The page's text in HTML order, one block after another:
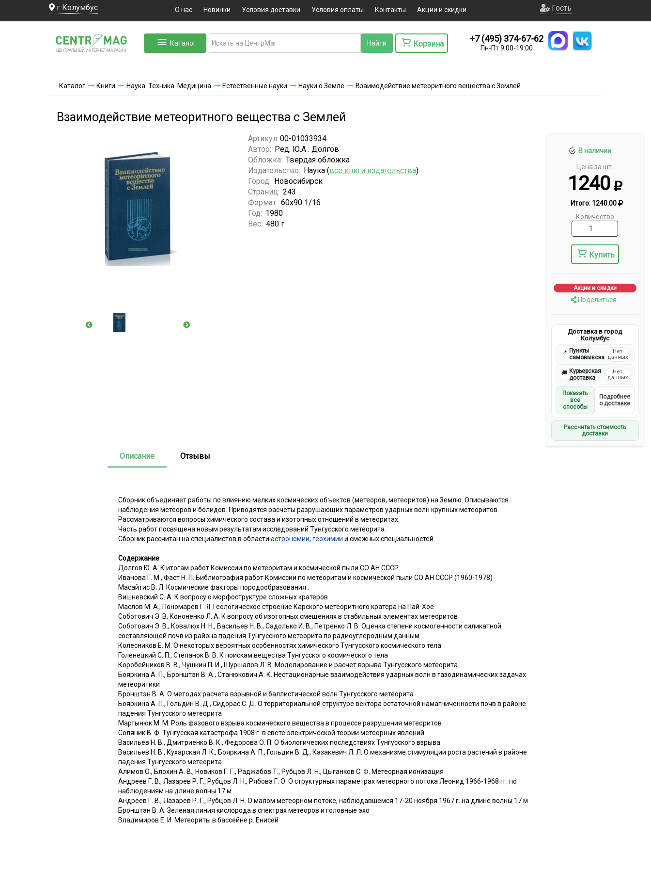
г Колумбус О нас Новинки Условия доставки Условия оплаты Контакты Акции и скидки Гость
ЦЕНТРАЛЬНЫЙ ИНТЕРНЕТ-МА ГАЗИН
Каталог Корзина
+7 (495) 374-67-62
Пн-Пт 9:00-19:00
Каталог Книги Наука. Техника. Медицина Естественные науки Науки о Земле Взаимодействие метеоритного вещества с Землей
Взаимодействие метеоритного вещества с Землей
В наличии
Цена за шт.
1240
Итого: 1240.00
Количество
Купить
Акции и скидки
Поделиться
Доставка в город
Колумбус
📍 Пункты
самовывоза
Нет
данных
🚚 Курьерская
доставка
Нет
данных
Показать
все
способы
Подробнее
о доставке
Рассчитать стоимость
доставки
Артикул: 00-01033934
Автор: Ред. Ю.А . Долгов
Обложка: Твердая обложка
Издательство: Наука (все книги издательства)
Город: Новосибирск
Страниц: 243
Формат: 60x90 1/16
Год: 1980
Вес: 480 г
Описание Отзывы
Сборник объединяет работы по влиянию мелких космических объектов (метеоров, метеоритов) на Землю. Описываются
наблюдения метеоров и болидов. Приводятся расчеты разрушающих параметров ударных волн крупных метеоритов.
Рассматриваются вопросы химического состава и изотопных отношений в метеоритах.
Часть работ посвящена новым результатам исследований Тунгусского метеорита.
Сборник рассчитан на специалистов в области астрономии, геохимии и смежных специальностей.
Содержание
Долгов Ю. А. К итогам работ Комиссии по метеоритам и космической пыли СО АН СССР
Иванова Г. М., Фаст Н. П. Библиография работ Комиссии по метеоритам и космической пыли СО АН СССР (1960-1978)
Масайтис В. Л. Космические факторы породообразования .
Вишневский С. А. К вопросу о морфоструктуре сложных кратеров
Маслов М. А., Пономарев Г. Я. Геологическое строение Карского метеоритного кратера на Пай-Хое
Соботович Э. В, Кононенко Л. А. К вопросу об изотопных смещениях в стабильных элементах метеоритов
Соботович Э. В., Ковалюх Н. Н., Васильев Н. В., Садолько И. В., Петренко Л. В. Оценка степени космогенности силикатной
составляющей почв из района падения Тунгусского метеорита по радиоуглеродным данным
Колесников Е. М. О некоторых вероятных особенностях химического Тунгусского космического тела
Голенецкий С. П., Степанок В. В. К поискам вещества Тунгусского космического тела
Коробейников В. В., Чушкин П. И., Шуршалов Л. В. Моделирование и расчет взрыва Тунгусского метеорита
Бояркина А. П., Бронштэн В. А., Станюкович А. К. Нестационарные взаимодействия ударных волн в газодинамических задачах
метеоритики
Бронштэн В. А. О методах расчета взрывной и баллистической волн Тунгусского метеорита
Бояркина А. П., Гольдин В. Д., Сидорас С. Д. О территориальной структуре вектора остаточной намагниченности почв в районе
падения Тунгусского метеорита
Мартынюк М. М. Роль фазового взрыва космического вещества в процессе разрушения метеоритов
Соляник В. Ф. Тунгусская катастрофа 1908 г. в свете электрической теории метеорных явлений
Васильев Н. В., Дмитриенко В. К., Федорова О. П. О биологических последствиях Тунгусского взрыва
Васильев Н. В., Кухарская Л. К., Бояркина А. П., Гольдин В. Д., Казакевич Л. Л. О механизме стимуляции роста растений в районе
падения Тунгусского метеорита
Алимов О., Блохин А. В., Новиков Г. Г., Раджабов Т., Рубцов Л. Н., Цыганков С. Ф. Метеорная ионизация
Андреев Г. В., Лазарев Р. Г., Рубцов Л. Н., Рябова Г. О. О структурных параметрах метеорного потока Леонид 1966-1968 гг. по
наблюдениям на длине волны 17 м
Андреев Г. В., Лазарев Р. Г., Рубцов Л. Н. О малом метеорном потоке, наблюдавшемся 17-20 ноября 1967 г. на длине волны 17 м
Бронштэн В. А. Зеленая линия кислорода в спектрах метеоров и головные эхо
Владимиров Е. И. Метеориты в бассейне р. Енисей